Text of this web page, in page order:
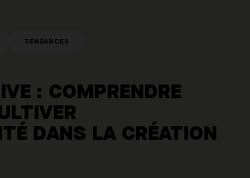
TENDANCES
: COMPRENDRE
DANS LA CRÉATION